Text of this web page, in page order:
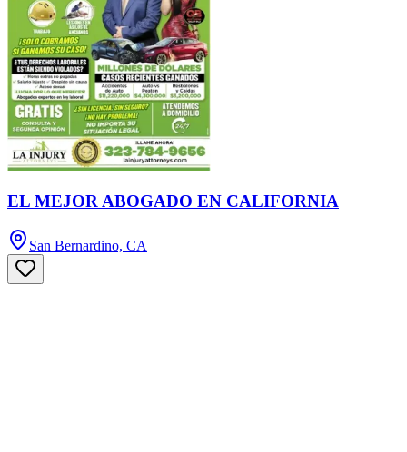
EL MEJOR ABOGADO EN CALIFORNIA
San Bernardino, CA